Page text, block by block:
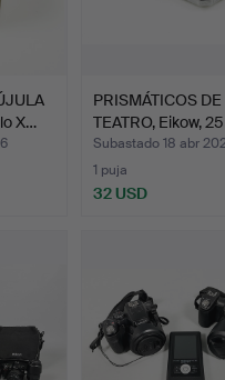
X…
PRISMÁTICOS DE
TEATRO, Eikow,
mm, …
Subastado 18 abr
1 puja
32 USD